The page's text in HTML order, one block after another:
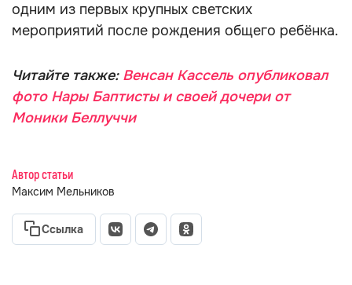
одним из первых крупных светских
мероприятий после рождения общего ребёнка.
Читайте также: Венсан Кассель опубликовал
фото Нары Баптисты и своей дочери от
Моники Беллуччи
Автор статьи
Максим Мельников
Ссылка